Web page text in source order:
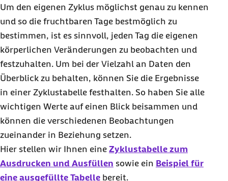
Um den eigenen Zyklus möglichst genau zu kennen
und so die fruchtbaren Tage bestmöglich zu
bestimmen, ist es sinnvoll, jeden Tag die eigenen
körperlichen Veränderungen zu beobachten und
festzuhalten. Um bei der Vielzahl an Daten den
Überblick zu behalten, können Sie die Ergebnisse
in einer Zyklustabelle festhalten. So haben Sie alle
wichtigen Werte auf einen Blick beisammen und
können die verschiedenen Beobachtungen
zueinander in Beziehung setzen.
Hier stellen wir Ihnen eine Zyklustabelle zum
Ausdrucken und Ausfüllen sowie ein Beispiel für
eine ausgefüllte Tabelle bereit.